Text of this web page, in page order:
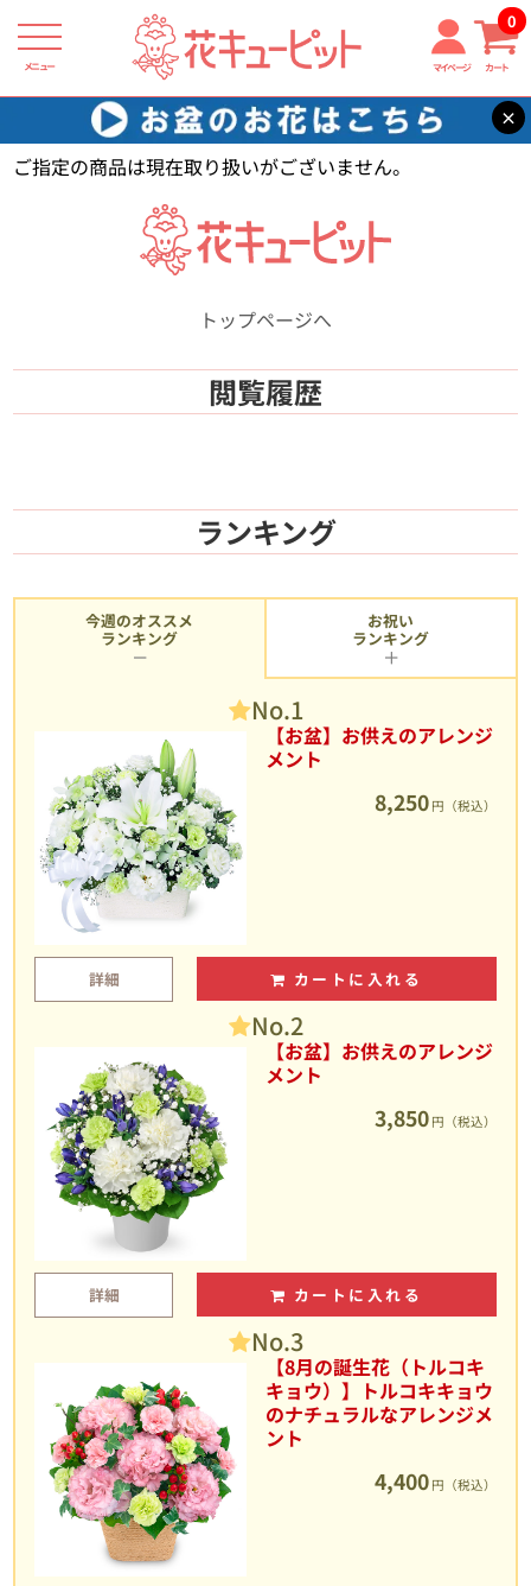
メニュー マイページ カート
0
×
花キューピット 【】
ご指定の商品は現在取り扱いがございません。
トップページへ
閲覧履歴
ランキング
今週のオススメ
ランキング
No.1
【お盆】お供えのアレンジ
メント
8,250 円（税込）
詳細 カートに入れる
No.2
【お盆】お供えのアレンジ
メント
3,850 円（税込）
詳細 カートに入れる
No.3
【8月の誕生花（トルコキ
キョウ）】トルコキキョウ
のナチュラルなアレンジメ
ント
4,400 円（税込）
お祝い
ランキング